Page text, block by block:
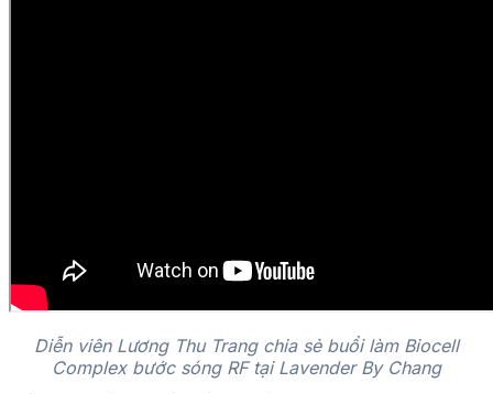
Diễn viên Lương Thu Trang chia sẻ buổi làm Biocell
Complex bước sóng RF tại Lavender By Chang